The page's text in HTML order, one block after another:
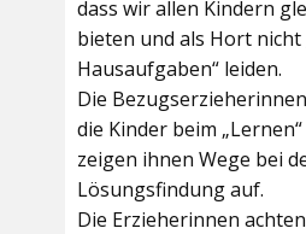
dass wir allen Kindern
bieten und als Hort
Hausaufgaben“ leiden.
Die
die Kinder beim
zeigen ihnen Wege bei
Lösungsfindung auf.
Die Erzieherinnen